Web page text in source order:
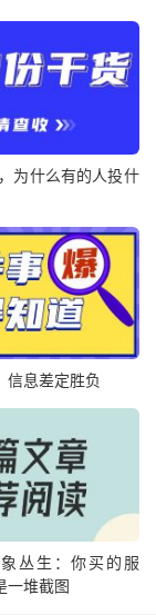
为什么有的人投什
信息差定胜负
丛生：你买的服
一堆截图